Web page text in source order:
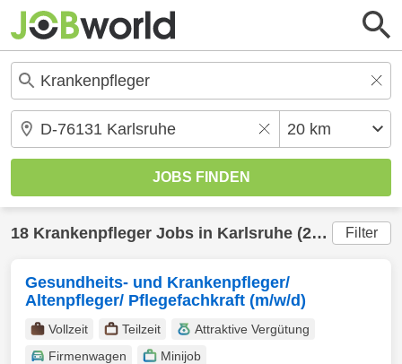
18 Krankenpfleger Jobs in Karlsruhe (20 km) gefunden Filter
Gesundheits- und Krankenpfleger/
Altenpfleger/ Pflegefachkraft (m/w/d)
Vollzeit Teilzeit
Attraktive Vergütung
Firmenwagen
Minijob